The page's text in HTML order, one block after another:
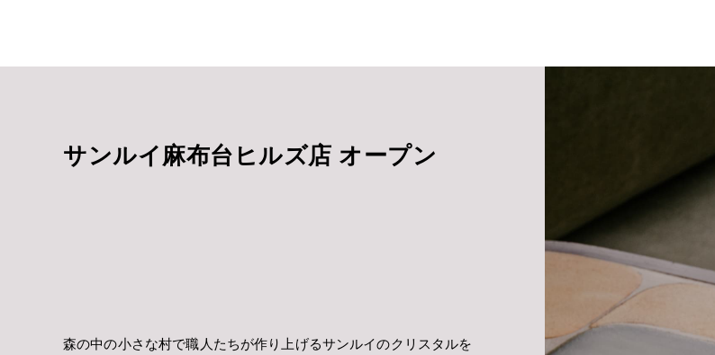
サンルイ麻布台ヒルズ店 オープン
森の中の小さな村で職人たちが作り上げるサンルイのクリスタルを